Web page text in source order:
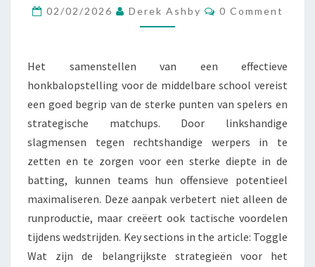
MIDDELBARE
SCHOOL:
SLAGMENSEN,
RECHTSHANDIGE
WERPERS,
SLAGDIEPTE
02/02/2026 Derek Ashby Comments
0 Comment
Het samenstellen van een effectieve
honkbalopstelling voor de middelbare school vereist
een goed begrip van de sterke punten van spelers en
strategische matchups. Door linkshandige
slagmensen tegen rechtshandige werpers in te
zetten en te zorgen voor een sterke diepte in de
batting, kunnen teams hun offensieve potentieel
maximaliseren. Deze aanpak verbetert niet alleen de
runproductie, maar creëert ook tactische voordelen
tijdens wedstrijden. Key sections in the article: Toggle
Wat zijn de belangrijkste strategieën voor het